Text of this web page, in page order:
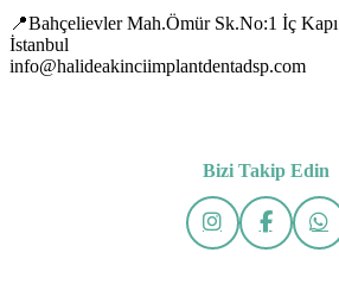
📍Bahçelievler Mah.Ömür Sk.No:1 İç
İstanbul
info@halideakinciimplantdentadsp.com
Bizi Takip Edin